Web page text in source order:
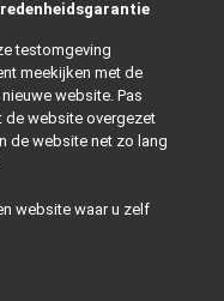
testomgeving
meekijken met de
website. Pas
de website overgezet
de website net zo lang
website waar u zelf